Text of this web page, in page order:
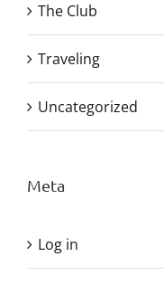
The Club
Traveling
Uncategorized
Meta
Log in